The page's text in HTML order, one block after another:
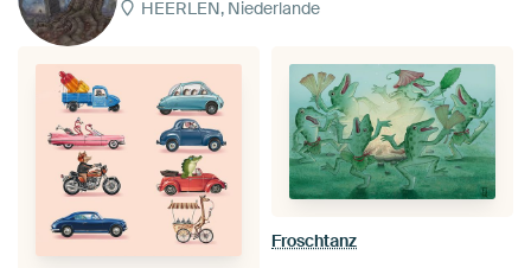
HEERLEN, Niederlande
Froschtanz